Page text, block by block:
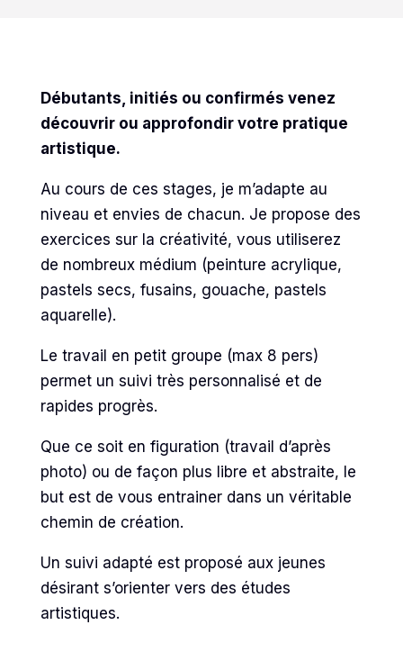
Débutants, initiés ou confirmés venez
découvrir ou approfondir votre pratique
artistique.
Au cours de ces stages, je m’adapte au
niveau et envies de chacun. Je propose des
exercices sur la créativité, vous utiliserez
de nombreux médium (peinture acrylique,
pastels secs, fusains, gouache, pastels
aquarelle).
Le travail en petit groupe (max 8 pers)
permet un suivi très personnalisé et de
rapides progrès.
Que ce soit en figuration (travail d’après
photo) ou de façon plus libre et abstraite, le
but est de vous entrainer dans un véritable
chemin de création.
Un suivi adapté est proposé aux jeunes
désirant s’orienter vers des études
artistiques.